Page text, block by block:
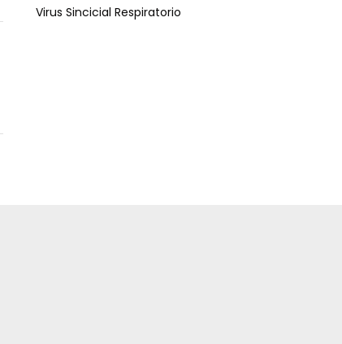
Virus Sincicial Respiratorio